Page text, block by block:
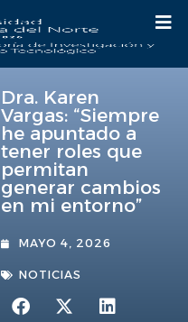
Dra. Karen
Vargas: “Siempre
he apuntado a
tener roles que
permitan
generar cambios
en mi entorno”
MAYO 4, 2026
NOTICIAS